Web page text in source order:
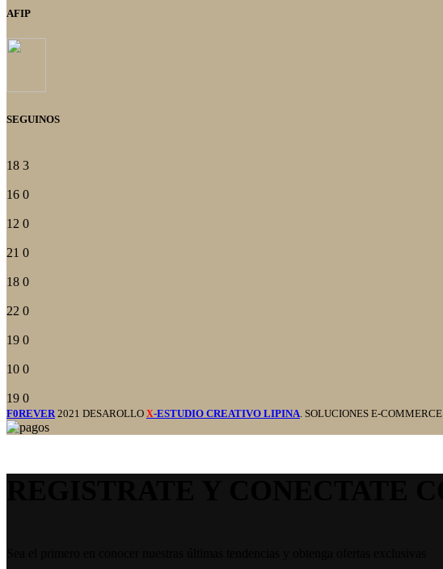
AFIP
SEGUINOS
18 3
16 0
12 0
21 0
18 0
22 0
19 0
10 0
19 0
F0REVER 2021 DESAROLLO X-ESTUDIO CREATIVO LIPINA. SOLUCIONES E-COMMERCE